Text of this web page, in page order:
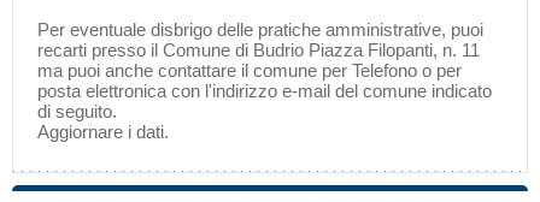
Per eventuale disbrigo delle pratiche amministrative, puoi
recarti presso il Comune di Budrio Piazza Filopanti, n. 11
ma puoi anche contattare il comune per Telefono o per
posta elettronica con l'indirizzo e-mail del comune indicato
di seguito.
Aggiornare i dati.